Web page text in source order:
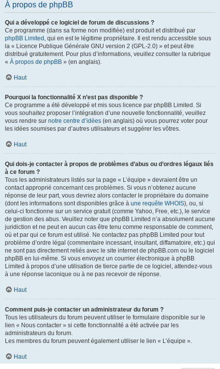
À propos de phpBB
Qui a développé ce logiciel de forum de discussions ?
Ce programme (dans sa forme non modifiée) est produit et distribué par
phpBB Limited , qui en est le légitime propriétaire. Il est rendu accessible sous
la « Licence Publique Générale GNU version 2 (GPL-2.0) » et peut être
distribué gratuitement. Pour plus d’informations, veuillez consulter la rubrique
« À propos de phpBB » (en anglais).
Haut
Pourquoi la fonctionnalité X n’est pas disponible ?
Ce programme a été développé et mis sous licence par phpBB Limited. Si
vous souhaitez proposer l’intégration d’une nouvelle fonctionnalité, veuillez
vous rendre sur notre centre d’idées (en anglais) où vous pourrez voter pour
les idées soumises par d’autres utilisateurs et suggérer les vôtres.
Haut
Qui dois-je contacter à propos de problèmes d’abus ou d’ordres légaux liés
à ce forum ?
Tous les administrateurs listés sur la page « L’équipe » devraient être un
contact approprié concernant ces problèmes. Si vous n’obtenez aucune
réponse de leur part, vous devriez alors contacter le propriétaire du domaine
(dont les informations sont disponibles grâce à une requête WHOIS), ou, si
celui-ci fonctionne sur un service gratuit (comme Yahoo, Free, etc.), le service
de gestion des abus. Veuillez noter que phpBB Limited n’a absolument aucune
juridiction et ne peut en aucun cas être tenu comme responsable de comment,
où et par qui ce forum est utilisé. Ne contactez pas phpBB Limited pour tout
problème d’ordre légal (commentaire incessant, insultant, diffamatoire, etc.) qui
ne sont pas directement reliés avec le site internet de phpBB.com ou le logiciel
phpBB en lui-même. Si vous envoyez un courrier électronique à phpBB
Limited à propos d’une utilisation de tierce partie de ce logiciel, attendez-vous
à une réponse laconique ou à ne pas recevoir de réponse.
Haut
Comment puis-je contacter un administrateur du forum ?
Tous les utilisateurs du forum peuvent utiliser le formulaire disponible sur le
lien « Nous contacter » si cette fonctionnalité a été activée par les
administrateurs du forum.
Les membres du forum peuvent également utiliser le lien « L’équipe ».
Haut